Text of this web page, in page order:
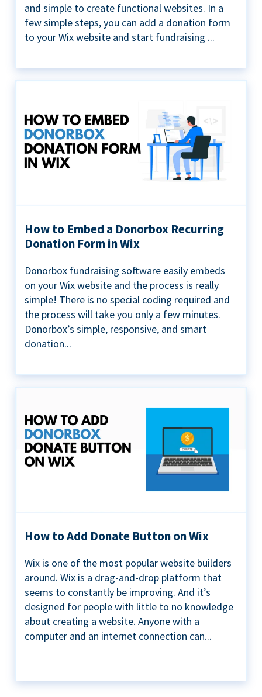
and simple to create functional websites. In a
few simple steps, you can add a donation form
to your Wix website and start fundraising ...
How to Embed a Donorbox Recurring
Donation Form in Wix
Donorbox fundraising software easily embeds
on your Wix website and the process is really
simple! There is no special coding required and
the process will take you only a few minutes.
Donorbox’s simple, responsive, and smart
donation...
How to Add Donate Button on Wix
Wix is one of the most popular website builders
around. Wix is a drag-and-drop platform that
seems to constantly be improving. And it’s
designed for people with little to no knowledge
about creating a website. Anyone with a
computer and an internet connection can...